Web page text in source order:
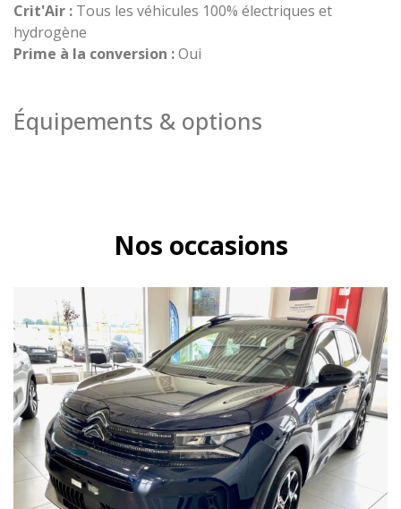
Crit'Air : Tous les véhicules 100% électriques et
hydrogène
Prime à la conversion :Oui
Équipements & options
Nos occasions